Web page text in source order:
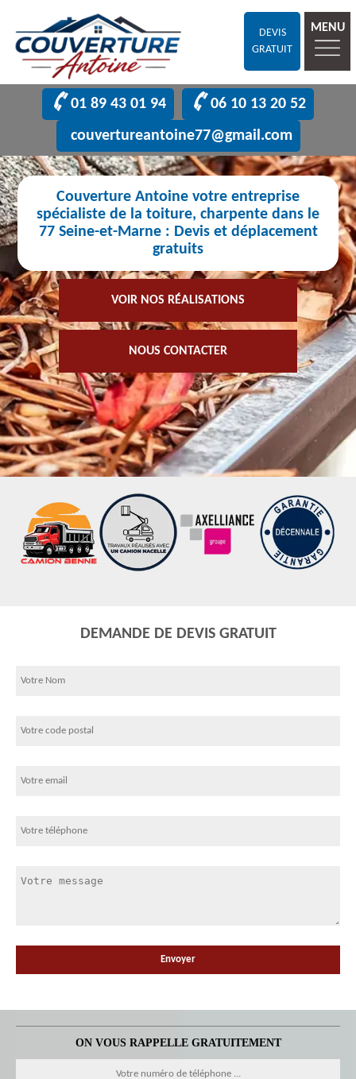
DEVIS
GRATUIT
MENU
01 89 43 01 94
06 10 13 20 52
couvertureantoine77@gmail.com
Couverture Antoine votre entreprise
spécialiste de la toiture, charpente dans le
77 Seine-et-Marne : Devis et déplacement
gratuits
VOIR NOS RÉALISATIONS
NOUS CONTACTER
DEMANDE DE DEVIS GRATUIT
ON VOUS RAPPELLE GRATUITEMENT